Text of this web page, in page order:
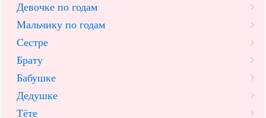
Девочке по годам
Мальчику по годам
Сестре
Брату
Бабушке
Дедушке
Тёте